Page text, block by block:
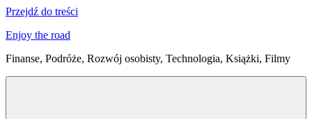
Przejdź do treści
Enjoy the road
Finanse, Podróże, Rozwój osobisty, Technologia, Książki, Filmy